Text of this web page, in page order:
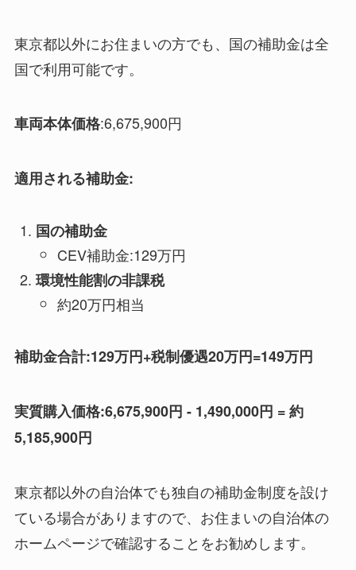
東京都以外にお住まいの方でも、国の補助金は全
国で利用可能です。
車両本体価格:6,675,900円
適用される補助金:
国の補助金
CEV補助金:129万円
環境性能割の非課税
約20万円相当
補助金合計:129万円+税制優遇20万円=149万円
実質購入価格:6,675,900円 - 1,490,000円 = 約
5,185,900円
東京都以外の自治体でも独自の補助金制度を設け
ている場合がありますので、お住まいの自治体の
ホームページで確認することをお勧めします。